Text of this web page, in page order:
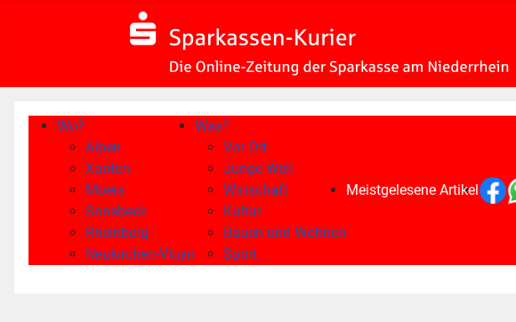
Wo?
Alpen
Xanten
Moers
Sonsbeck
Rheinberg
Neukirchen-Vluyn
Was?
Vor Ort
Junge Welt
Wirtschaft
Kultur
Bauen und Wohnen
Sport
Meistgelesene Artikel